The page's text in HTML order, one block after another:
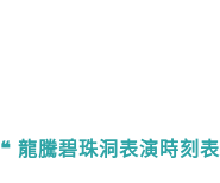
龍騰碧珠洞表演時刻表